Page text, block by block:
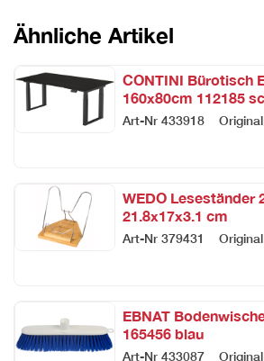
Ähnliche Artikel
CONTINI Bürotisch
160x80cm 112185
Art-Nr 433918
WEDO Leseständer
21.8x17x3.1 cm
Art-Nr 379431
EBNAT
165456 blau
Art-Nr 433087